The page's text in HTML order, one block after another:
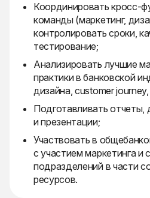
Координировать кросс-
команды (маркетинг,
контролировать сроки,
тестирование;
Анализировать лучшие
практики в банковской
дизайна, customer
Подготавливать
и презентации;
Участвовать в
с участием маркетинга и
подразделений в части
ресурсов.